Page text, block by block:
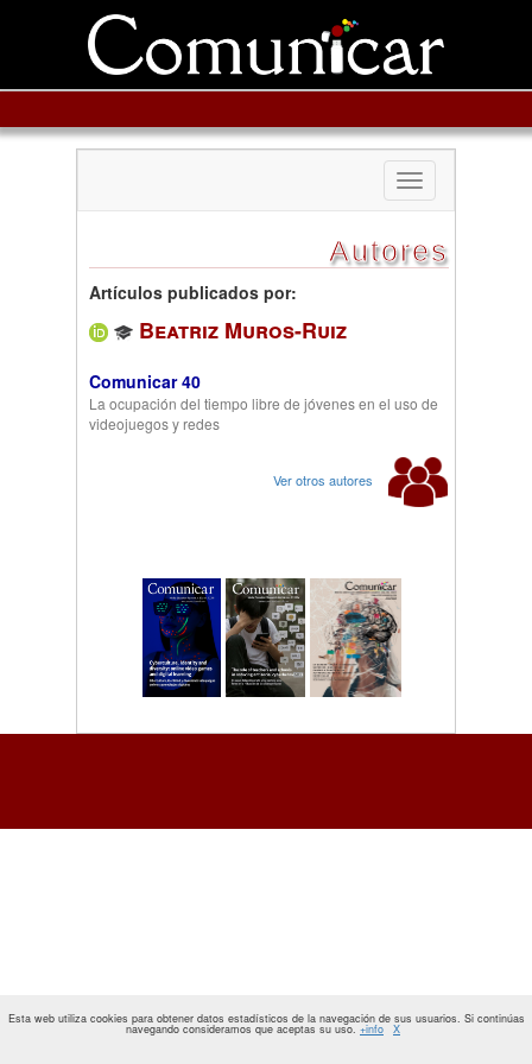
Toggle
navigation
Autores
Artículos publicados por:
Beatriz Muros-Ruiz
Comunicar 40
La ocupación del tiempo libre de jóvenes en el uso de
videojuegos y redes
Ver otros autores
Esta web utiliza cookies para obtener datos estadísticos de la navegación de sus usuarios. Si continúas
navegando consideramos que aceptas su uso. +info X